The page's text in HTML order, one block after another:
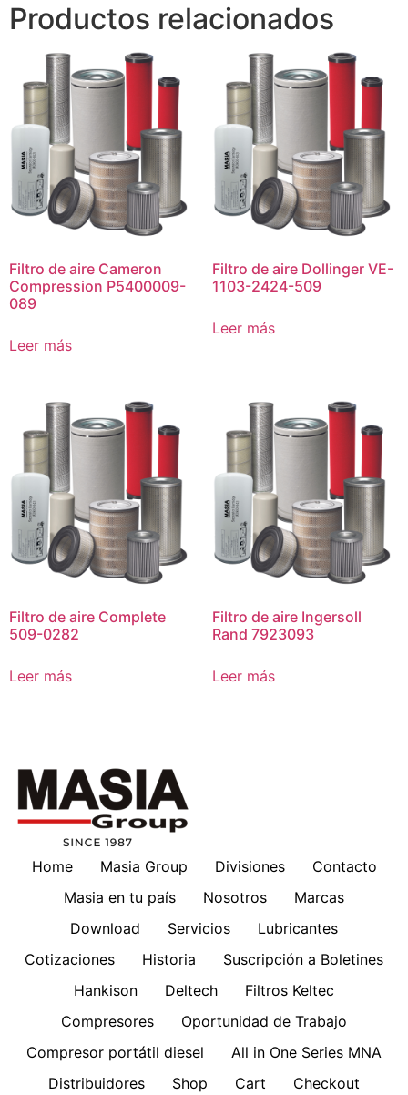
Productos relacionados
Filtro de aire Cameron
Compression P5400009-
089
Leer más
Filtro de aire Dollinger VE-
1103-2424-509
Leer más
Filtro de aire Complete
509-0282
Leer más
Filtro de aire Ingersoll
Rand 7923093
Leer más
Home Masia Group Divisiones
Contacto
Masia en tu país
Nosotros
Marcas
Download
Servicios
Lubricantes
Cotizaciones
Historia
Suscripción a Boletines
Hankison
Deltech
Filtros Keltec
Compresores
Oportunidad de Trabajo
Compresor portátil diesel
All in One Series MNA
Distribuidores
Shop Cart Checkout